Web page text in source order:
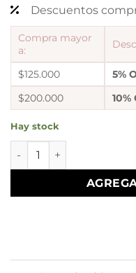
Descuentos
Compra mayor
a:
$125.000
5%
$200.000
10%
Hay stock
a argollas canastas